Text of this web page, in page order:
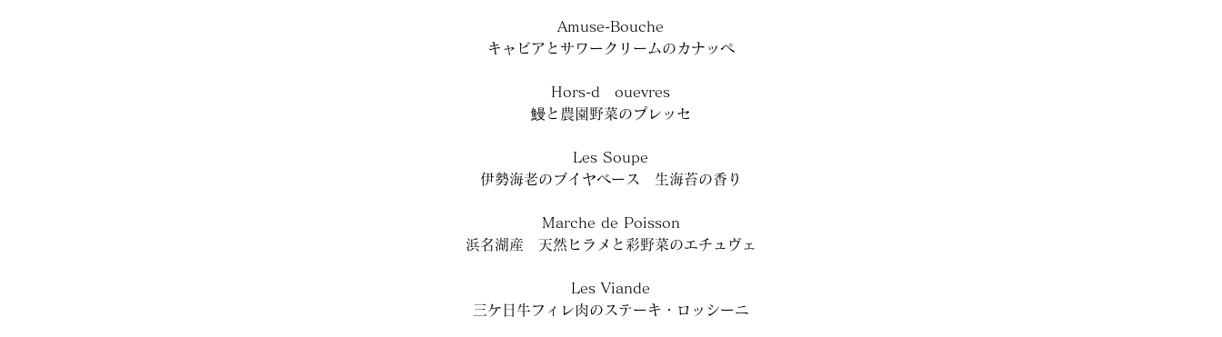
Amuse-Bouche
キャビアとサワークリームのカナッペ
Hors-d　ouevres
鰻と農園野菜のプレッセ
Les Soupe
伊勢海老のブイヤベース　生海苔の香り
Marche de Poisson
浜名湖産　天然ヒラメと彩野菜のエチュヴェ
Les Viande
三ケ日牛フィレ肉のステーキ・ロッシーニ